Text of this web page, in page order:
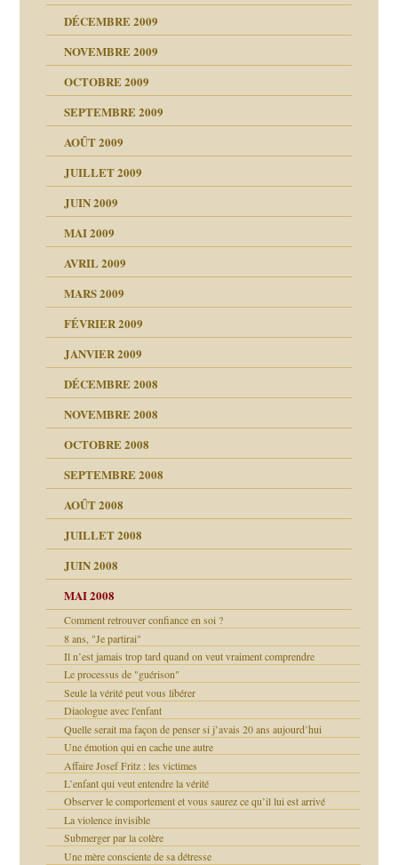
DÉCEMBRE 2009
NOVEMBRE 2009
OCTOBRE 2009
SEPTEMBRE 2009
AOÛT 2009
JUILLET 2009
JUIN 2009
MAI 2009
AVRIL 2009
MARS 2009
FÉVRIER 2009
JANVIER 2009
DÉCEMBRE 2008
NOVEMBRE 2008
OCTOBRE 2008
SEPTEMBRE 2008
AOÛT 2008
JUILLET 2008
JUIN 2008
entières ?
MAI 2008
Comment retrouver confiance en soi ?
8 ans, "Je partirai"
Il n’est jamais trop tard quand on veut vraiment comprendre
Le processus de "guérison"
Seule la vérité peut vous libérer
Diaologue avec l'enfant
Quelle serait ma façon de penser si j’avais 20 ans aujourd’hui
Une émotion qui en cache une autre
Affaire Josef Fritz : les victimes
L’enfant qui veut entendre la vérité
Observer le comportement et vous saurez ce qu’il lui est arrivé
La violence invisible
Submerger par la colère
Une mère consciente de sa détresse